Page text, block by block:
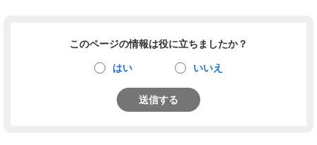
このページの情報は役に立ちましたか？
はい いいえ
送信する